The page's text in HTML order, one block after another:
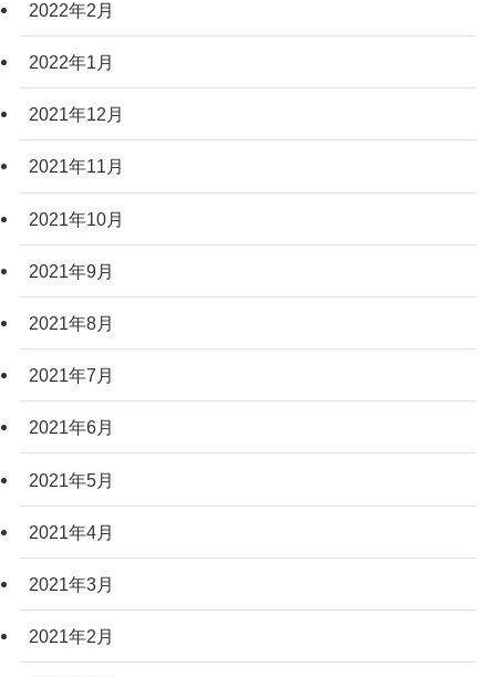
2022年2月
2022年1月
2021年12月
2021年11月
2021年10月
2021年9月
2021年8月
2021年7月
2021年6月
2021年5月
2021年4月
2021年3月
2021年2月